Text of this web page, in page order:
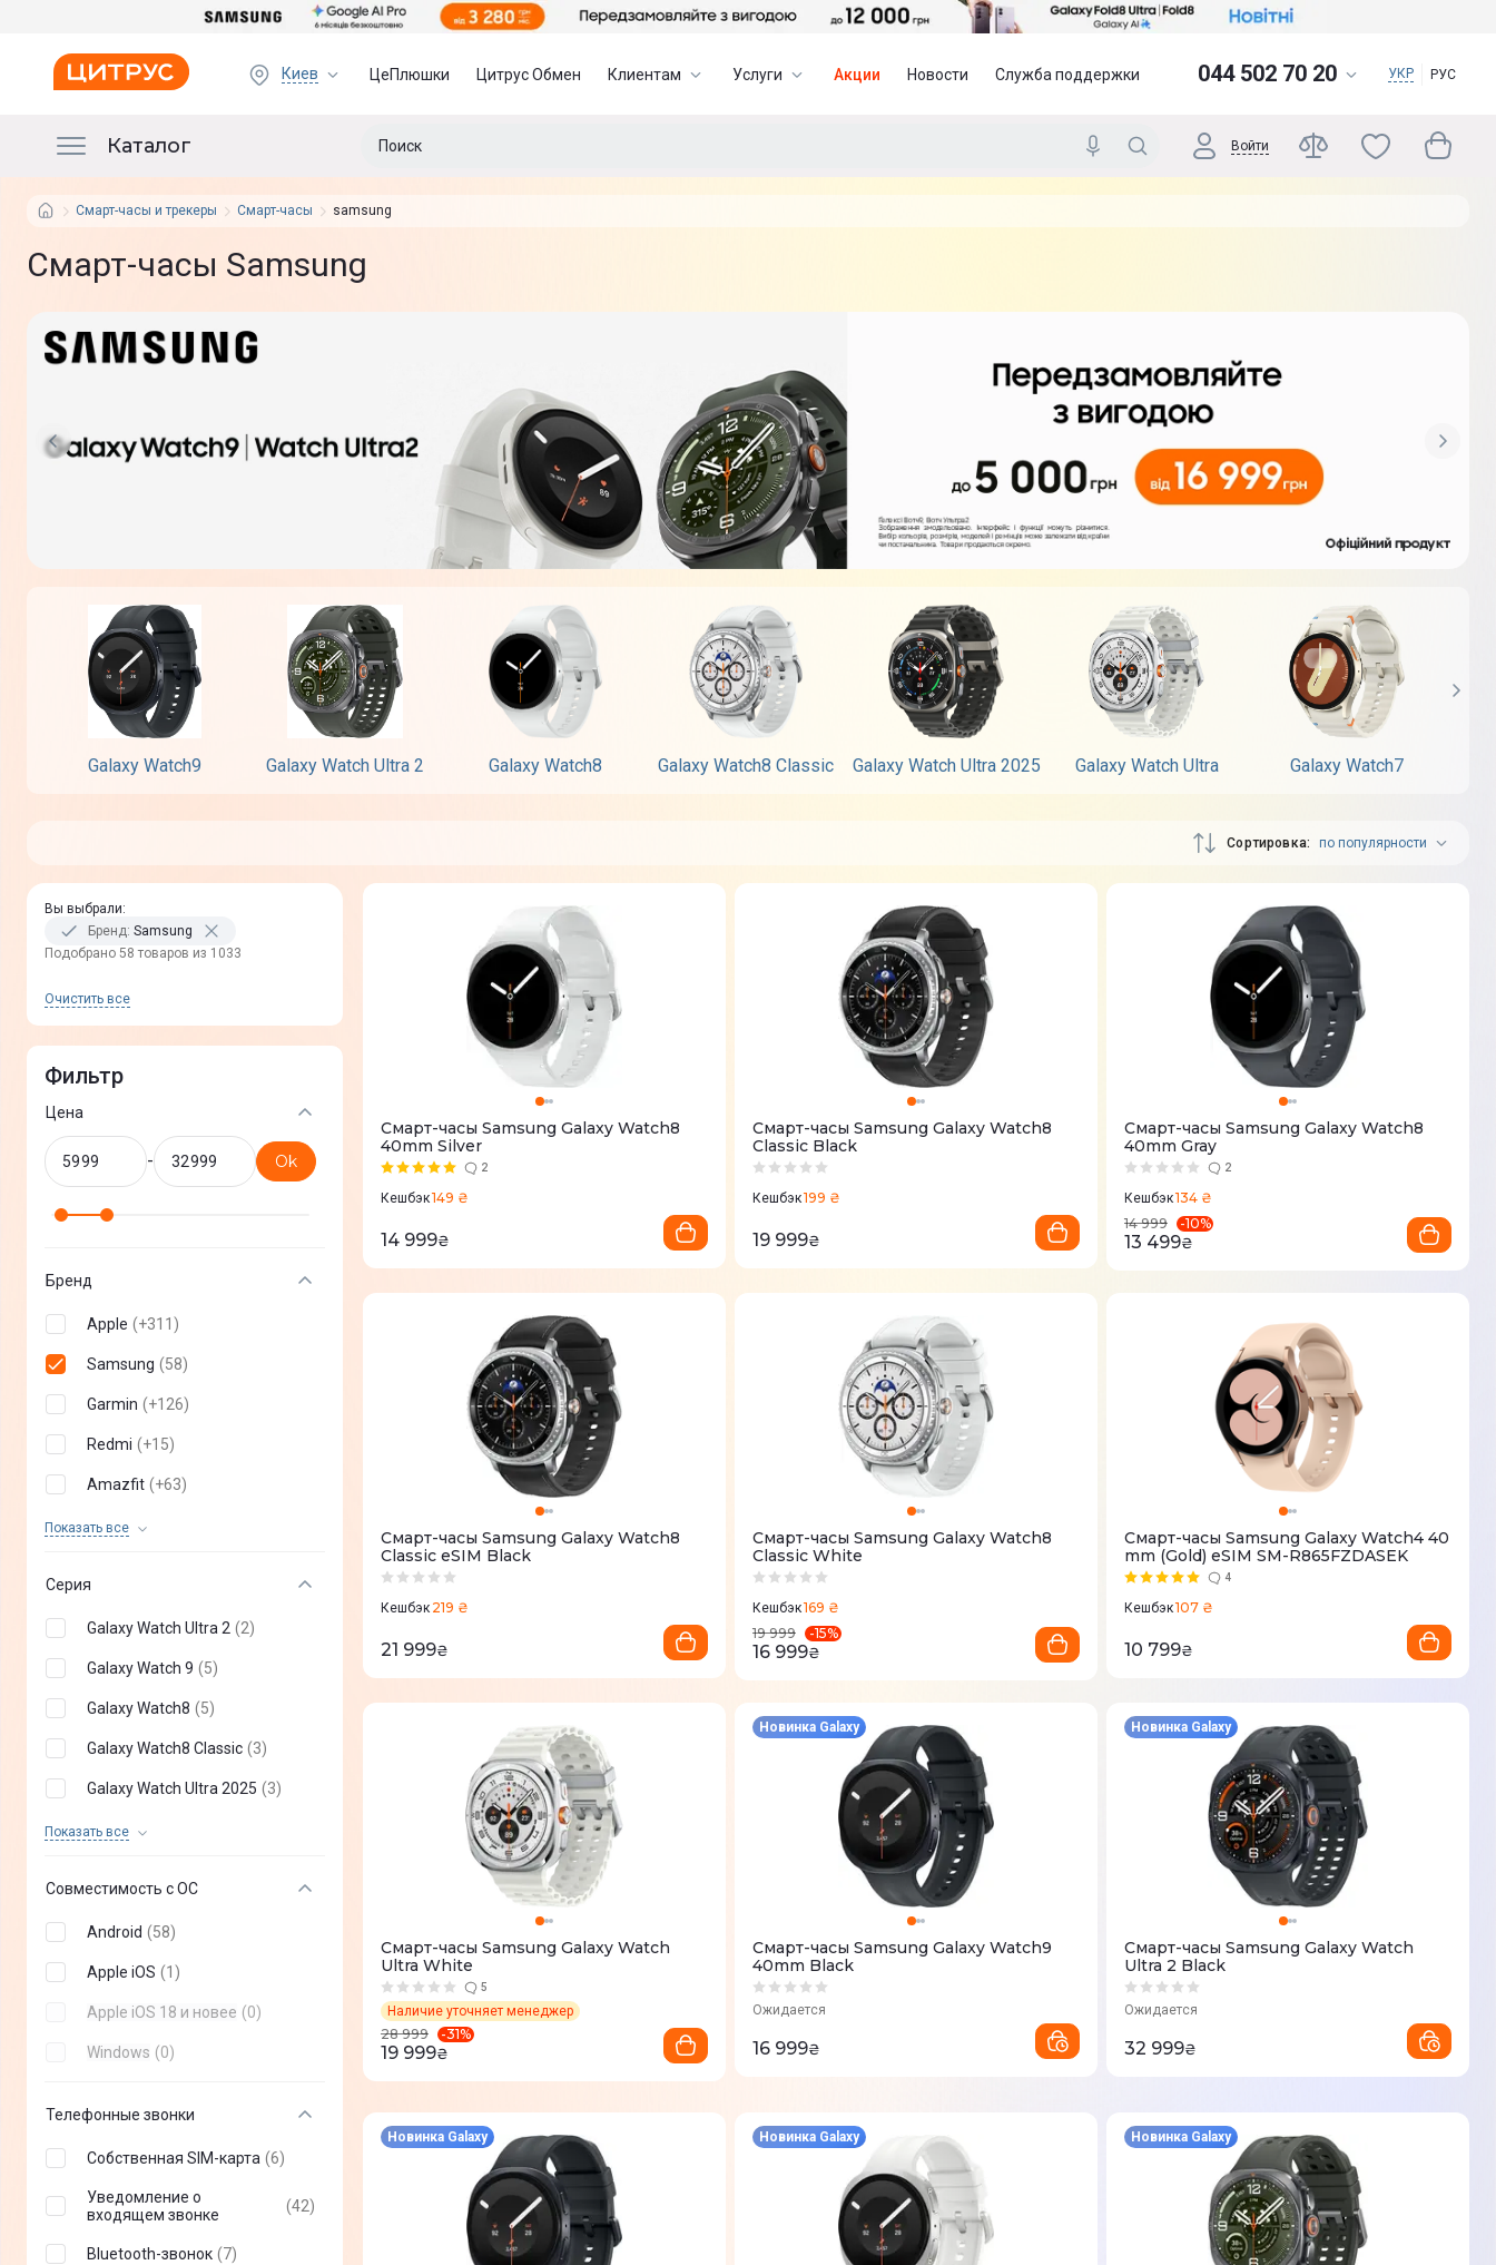
Киев ЦеПлюшки Цитрус Обмен Клиентам Услуги Акции Новости Служба поддержки 044 502 70 20 УКР РУС
Каталог Войти
Смарт-часы и трекеры Смарт-часы samsung
Смарт-часы Samsung
Galaxy Watch9 Galaxy Watch Ultra 2 Galaxy Watch8 Galaxy Watch8 Classic Galaxy Watch Ultra 2025 Galaxy Watch Ultra Galaxy Watch7
Сортировка по популярности
Вы выбрали:
Бренд: Samsung
Подобрано 58 товаров из 1033
Очистить все
Фильтр
Цена
- Ok
Бренд
Apple (+311 )
Samsung (58)
Garmin (+126)
Redmi (+15)
Amazfit (+63)
Показать все
Huawei (
Black Shark
Ice-Watch ICE (+
HiFuture (+44
Canyon (+ 14)
2E (+5 )
Jaguar (+ 15
Festina (+3)
GOGPS (+24)
ELARI (+12)
Nothing (+ 3)
Серия
Galaxy Watch Ultra 2 (2)
Galaxy Watch 9 (5)
Galaxy Watch8 (5)
Galaxy Watch8 Classic (3)
Galaxy Watch Ultra 2025 (3)
Показать всеGalaxy Watch Ultra
Galaxy Watch4 Classic
Galaxy Watch4 (6 )
Совместимость с ОС
Android (58)
Apple iOS (1 )
Apple iOS 18 и новее (0)
Windows (0)
Телефонные звонки
Собственная SIM-карта (6)
Уведомление о
входящем звонке
(42)
Bluetooth-звонок (7)
Смарт-часы Samsung Galaxy Watch8
40mm Silver
2
Кешбэк149 ₴
14 999₴
Смарт-часы Samsung Galaxy Watch8
Classic Black
Кешбэк199 ₴
19 999₴
Смарт-часы Samsung Galaxy Watch8
40mm Gray
2
Кешбэк134 ₴
14 999
-10%
13 499₴
Смарт-часы Samsung Galaxy Watch8
Classic eSIM Black
Кешбэк 219 ₴
21 999₴
Смарт-часы Samsung Galaxy Watch8
Classic White
Кешбэк169 ₴
19 999
-15%
16 999₴
Смарт-часы Samsung Galaxy Watch4 40
mm (Gold) еSIM SM-R865FZDASEK
4
Кешбэк107 ₴
10 799₴
Смарт-часы Samsung Galaxy Watch
Ultra White
5
Наличие уточняет менеджер
28 999 -31%
19 999₴
Смарт-часы Samsung Galaxy Watch9
40mm Black
Ожидается
Новинка Galaxy
16 999₴
Смарт-часы Samsung Galaxy Watch
Ultra 2 Black
Ожидается
Новинка Galaxy
32 999₴
Новинка Galaxy Новинка Galaxy Новинка Galaxy